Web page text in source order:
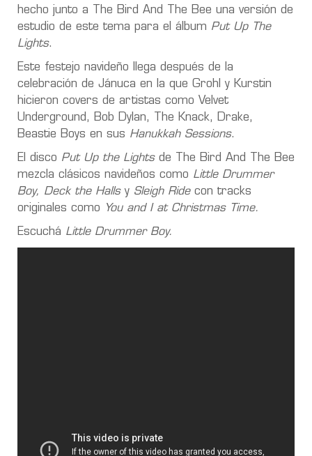
hecho junto a The Bird And The Bee una versión de
estudio de este tema para el álbum Put Up The
Lights.
Este festejo navideño llega después de la
celebración de Jánuca en la que Grohl y Kurstin
hicieron covers de artistas como Velvet
Underground, Bob Dylan, The Knack, Drake,
Beastie Boys en sus Hanukkah Sessions.
El disco Put Up the Lightsde The Bird And The Bee
mezcla clásicos navideños como Little Drummer
Boy, Deck the Halls y Sleigh Ride con tracks
originales como You and I at Christmas Time.
Escuchá Little Drummer Boy.